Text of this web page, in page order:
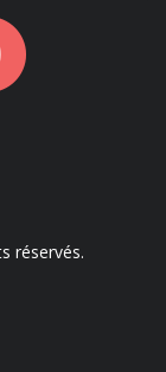
réservés.